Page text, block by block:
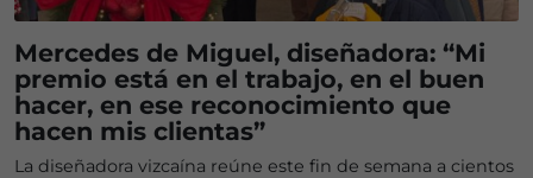
Mercedes de Miguel, diseñadora: “Mi
premio está en el trabajo, en el buen
hacer, en ese reconocimiento que
hacen mis clientas”
La diseñadora vizcaína reúne este fin de semana a cientos